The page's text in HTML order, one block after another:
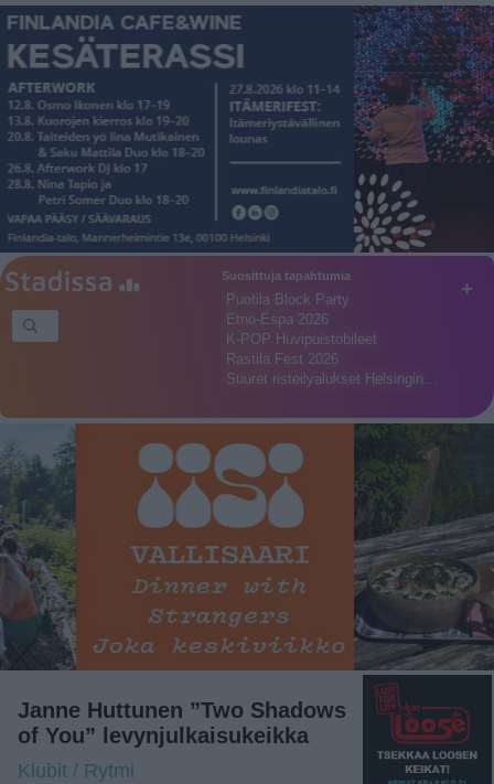
+
Suosittuja tapahtumia
Puotila Block Party
Etno-Espa 2026
K-POP Huvipuistobileet
Rastila Fest 2026
Suuret risteilyalukset Helsingin…
Janne Huttunen ”Two Shadows
of You” levynjulkaisukeikka
Klubit / Rytmi